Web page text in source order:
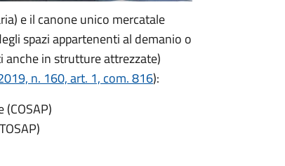
e il canone unico mercatale
spazi appartenenti al demanio o
anche in strutture attrezzate)
n. 160, art. 1, com. 816):